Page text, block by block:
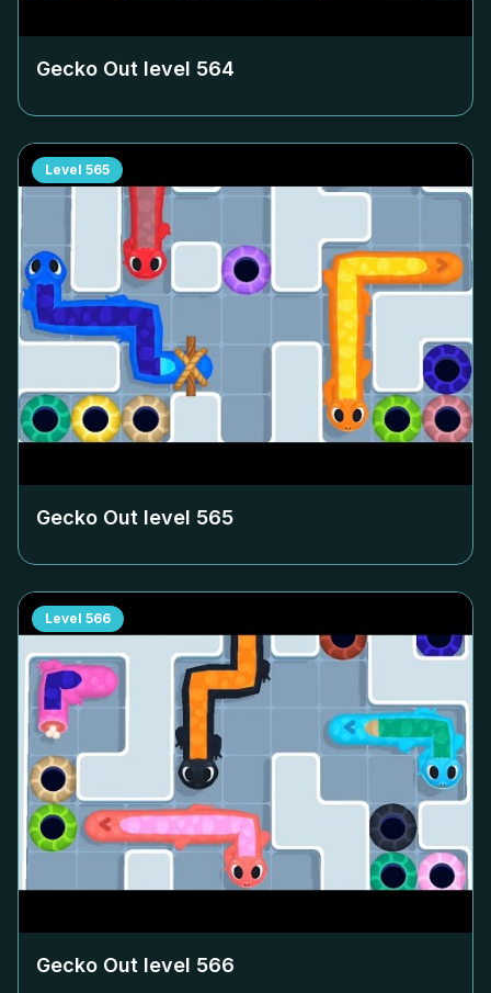
Gecko Out level 564
Level 565
Gecko Out level 565
Level 566
Gecko Out level 566